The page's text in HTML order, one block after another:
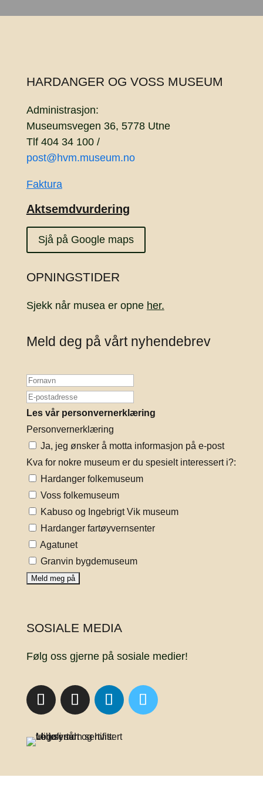
HARDANGER OG VOSS MUSEUM
Administrasjon:
Museumsvegen 36, 5778 Utne
Tlf 404 34 100 /
post@hvm.museum.no
Faktura
Aktsemdvurdering
Sjå på Google maps
OPNINGSTIDER
Sjekk når musea er opne her.
Meld deg på vårt nyhendebrev
Les vår personvernerklæring
Personvernerklæring
Ja, jeg ønsker å motta informasjon på e-post
Kva for nokre museum er du spesielt interessert i?:
Hardanger folkemuseum
Voss folkemuseum
Kabuso og Ingebrigt Vik museum
Hardanger fartøyvernsenter
Agatunet
Granvin bygdemuseum
SOSIALE MEDIA
Følg oss gjerne på sosiale medier!